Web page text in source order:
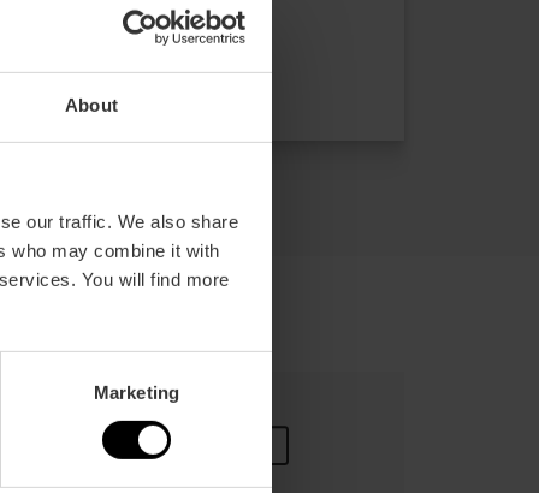
About
our traffic. We also share
who may combine it with
You will find more
Marketing
Transport
À partir de39,00 €